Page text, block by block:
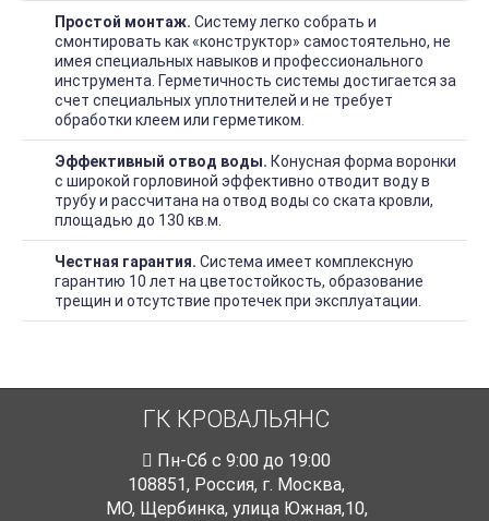
Простой монтаж. Систему легко собрать и
смонтировать как «конструктор» самостоятельно, не
имея специальных навыков и профессионального
инструмента. Герметичность системы достигается за
счет специальных уплотнителей и не требует
обработки клеем или герметиком.
Эффективный отвод воды. Конусная форма воронки
с широкой горловиной эффективно отводит воду в
трубу и рассчитана на отвод воды со ската кровли,
площадью до 130 кв.м.
Честная гарантия. Система имеет комплексную
гарантию 10 лет на цветостойкость, образование
трещин и отсутствие протечек при эксплуатации.
ГК КРОВАЛЬЯНС
Пн-Cб с 9:00 до 19:00
108851, Россия, г. Москва,
МО, Щербинка, улица Южная,10,